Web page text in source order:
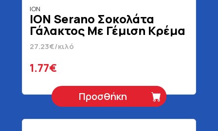
ΙΟΝ
ION Serano Σοκολάτα
Γάλακτος Με Γέμιση Κρέμα
Κακάο 65 gr
27.23€/κιλό
1.77€
Προσθήκη